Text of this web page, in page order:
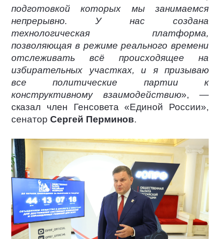
подготовкой которых мы занимаемся
непрерывно. У нас создана
технологическая платформа,
позволяющая в режиме реального времени
отслеживать всё происходящее на
избирательных участках, и я призываю
все политические партии к
конструктивному взаимодействию», —
сказал член Генсовета «Единой России»,
сенатор Сергей Перминов.